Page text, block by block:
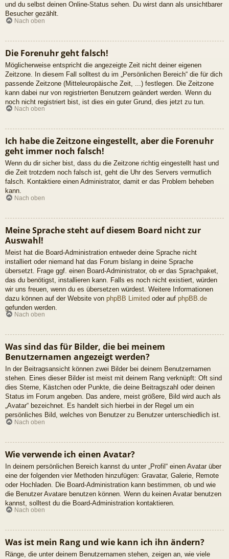
und du selbst deinen Online-Status sehen. Du wirst dann als unsichtbarer
Besucher gezählt.
Nach oben
Die Forenuhr geht falsch!
Möglicherweise entspricht die angezeigte Zeit nicht deiner eigenen
Zeitzone. In diesem Fall solltest du im „Persönlichen Bereich“ die für dich
passende Zeitzone (Mitteleuropäische Zeit, ...) festlegen. Die Zeitzone
kann dabei nur von registrierten Benutzern geändert werden. Wenn du
noch nicht registriert bist, ist dies ein guter Grund, dies jetzt zu tun.
Nach oben
Ich habe die Zeitzone eingestellt, aber die Forenuhr
geht immer noch falsch!
Wenn du dir sicher bist, dass du die Zeitzone richtig eingestellt hast und
die Zeit trotzdem noch falsch ist, geht die Uhr des Servers vermutlich
falsch. Kontaktiere einen Administrator, damit er das Problem beheben
kann.
Nach oben
Meine Sprache steht auf diesem Board nicht zur
Auswahl!
Meist hat die Board-Administration entweder deine Sprache nicht
installiert oder niemand hat das Forum bislang in deine Sprache
übersetzt. Frage ggf. einen Board-Administrator, ob er das Sprachpaket,
das du benötigst, installieren kann. Falls es noch nicht existiert, würden
wir uns freuen, wenn du es übersetzen würdest. Weitere Informationen
dazu können auf der Website von phpBB Limited oder auf phpBB.de
gefunden werden.
Nach oben
Was sind das für Bilder, die bei meinem
Benutzernamen angezeigt werden?
In der Beitragsansicht können zwei Bilder bei deinem Benutzernamen
stehen. Eines dieser Bilder ist meist mit deinem Rang verknüpft: Oft sind
dies Sterne, Kästchen oder Punkte, die deine Beitragszahl oder deinen
Status im Forum angeben. Das andere, meist größere, Bild wird auch als
„Avatar“ bezeichnet. Es handelt sich hierbei in der Regel um ein
persönliches Bild, welches von Benutzer zu Benutzer unterschiedlich ist.
Nach oben
Wie verwende ich einen Avatar?
In deinem persönlichen Bereich kannst du unter „Profil“ einen Avatar über
eine der folgenden vier Methoden hinzufügen: Gravatar, Galerie, Remote
oder Hochladen. Die Board-Administration kann bestimmen, ob und wie
die Benutzer Avatare benutzen können. Wenn du keinen Avatar benutzen
kannst, solltest du die Board-Administration kontaktieren.
Nach oben
Was ist mein Rang und wie kann ich ihn ändern?
Ränge, die unter deinem Benutzernamen stehen, zeigen an, wie viele